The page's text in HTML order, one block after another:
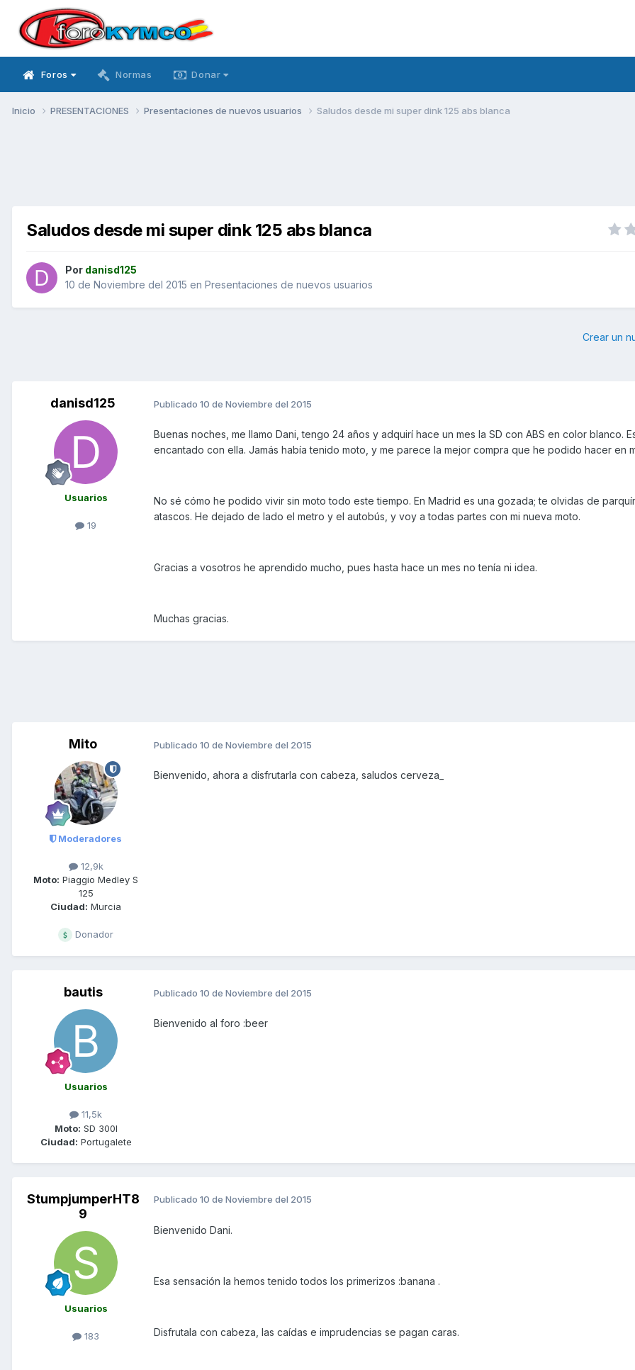
Foros Normas Donar
Inicio PRESENTACIONES Presentaciones de nuevos usuarios Saludos desde mi super dink 125 abs blanca
Saludos desde mi super dink 125 abs blanca
Por danisd125
10 de Noviembre del 2015 en Presentaciones de nuevos usuarios
Crear un
danisd125
Usuarios
19
Publicado 10 de Noviembre del 2015
Buenas noches, me llamo Dani, tengo 24 años y adquirí hace un mes la SD con ABS en color blanco.
encantado con ella. Jamás había tenido moto, y me parece la mejor compra que he podido hacer en
No sé cómo he podido vivir sin moto todo este tiempo. En Madrid es una gozada; te olvidas de
atascos. He dejado de lado el metro y el autobús, y voy a todas partes con mi nueva moto.
Gracias a vosotros he aprendido mucho, pues hasta hace un mes no tenía ni idea.
Muchas gracias.
Mito
Moderadores
12,9k
Moto: Piaggio Medley S
125
Ciudad: Murcia
Donador
Publicado 10 de Noviembre del 2015
Bienvenido, ahora a disfrutarla con cabeza, saludos cerveza_
bautis
Usuarios
11,5k
Moto: SD 300I
Ciudad: Portugalete
Publicado 10 de Noviembre del 2015
Bienvenido al foro :beer
StumpjumperHT8
9
Usuarios
183
Publicado 10 de Noviembre del 2015
Bienvenido Dani.
Esa sensación la hemos tenido todos los primerizos :banana .
Disfrutala con cabeza, las caídas e imprudencias se pagan caras.